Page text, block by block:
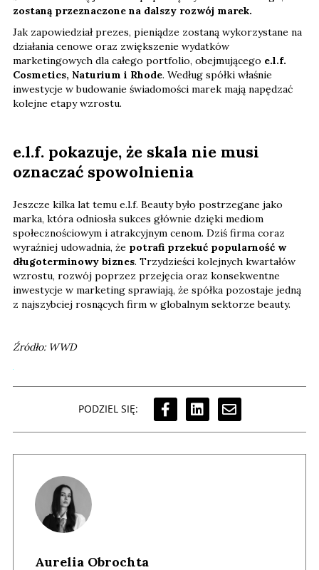
zostaną przeznaczone na dalszy rozwój marek.
Jak zapowiedział prezes, pieniądze zostaną wykorzystane na
działania cenowe oraz zwiększenie wydatków
marketingowych dla całego portfolio, obejmującego e.l.f.
Cosmetics, Naturium i Rhode. Według spółki właśnie
inwestycje w budowanie świadomości marek mają napędzać
kolejne etapy wzrostu.
e.l.f. pokazuje, że skala nie musi
oznaczać spowolnienia
Jeszcze kilka lat temu e.l.f. Beauty było postrzegane jako
marka, która odniosła sukces głównie dzięki mediom
społecznościowym i atrakcyjnym cenom. Dziś firma coraz
wyraźniej udowadnia, że potrafi przekuć popularność w
długoterminowy biznes. Trzydzieści kolejnych kwartałów
wzrostu, rozwój poprzez przejęcia oraz konsekwentne
inwestycje w marketing sprawiają, że spółka pozostaje jedną
z najszybciej rosnących firm w globalnym sektorze beauty.
Źródło: WWD
PODZIEL SIĘ:
Aurelia Obrochta